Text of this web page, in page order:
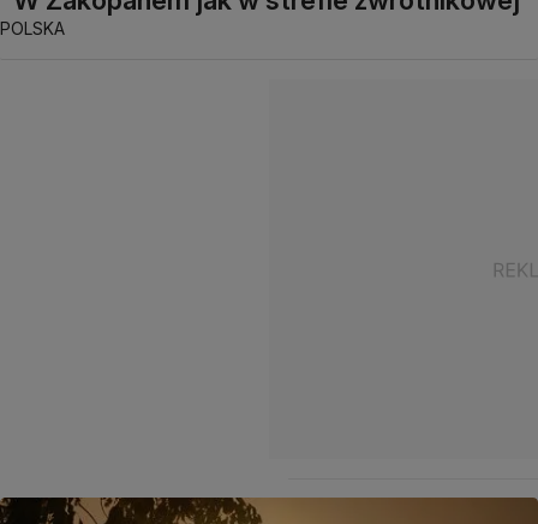
POLSKA